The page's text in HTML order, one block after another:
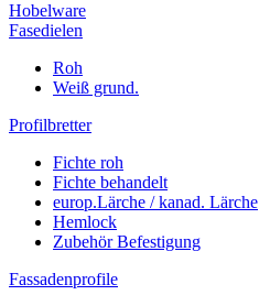
Hobelware
Fasedielen
Roh
Weiß grund.
Profilbretter
Fichte roh
Fichte behandelt
europ.Lärche / kanad. Lärche
Hemlock
Zubehör Befestigung
Fassadenprofile